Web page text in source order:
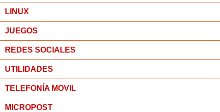
LINUX
JUEGOS
REDES SOCIALES
UTILIDADES
TELEFONÍA MOVIL
MICROPOST